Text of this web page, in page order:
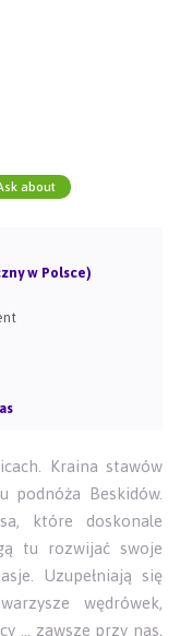
about
w Polsce)
Kraina stawów
podnóża Beskidów.
które doskonale
tu rozwijać swoje
Uzupełniają się
wędrówek,
... zawsze przy nas,